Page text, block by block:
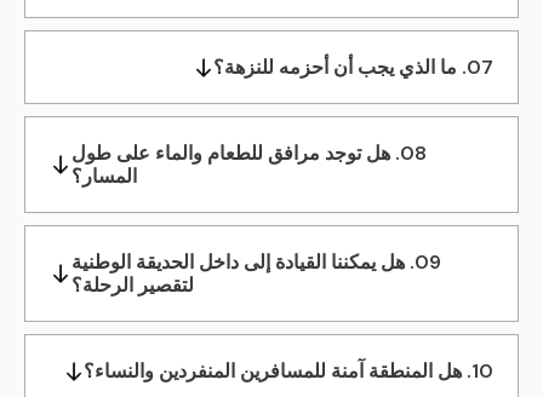
07. ما الذي يجب أن أحزمه للنزهة؟
08. هل توجد مرافق للطعام والماء على طول
المسار؟
09. هل يمكننا القيادة إلى داخل الحديقة الوطنية
لتقصير الرحلة؟
10. هل المنطقة آمنة للمسافرين المنفردين والنساء؟